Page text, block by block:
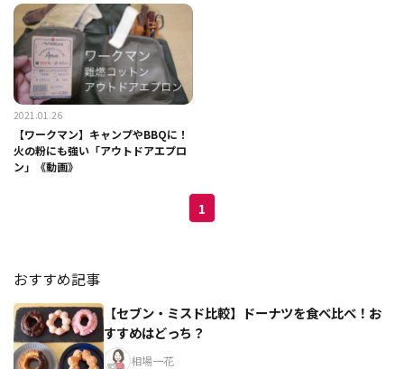
2021.01.26
【ワークマン】キャンプやBBQに！
火の粉にも強い「アウトドアエプロ
ン」《動画》
1
おすすめ記事
【セブン・ミスド比較】ドーナツを食べ比べ！お
すすめはどっち？
相場一花